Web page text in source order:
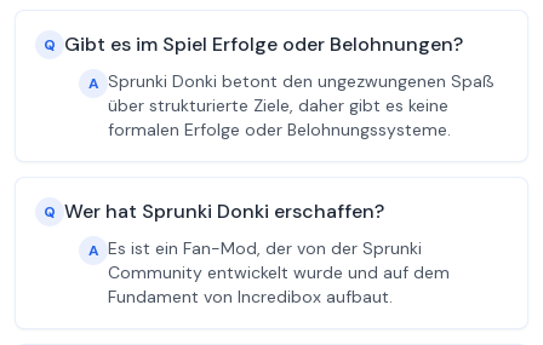
Q Gibt es im Spiel Erfolge oder Belohnungen?
A Sprunki Donki betont den ungezwungenen Spaß
über strukturierte Ziele, daher gibt es keine
formalen Erfolge oder Belohnungssysteme.
Q Wer hat Sprunki Donki erschaffen?
A Es ist ein Fan-Mod, der von der Sprunki
Community entwickelt wurde und auf dem
Fundament von Incredibox aufbaut.